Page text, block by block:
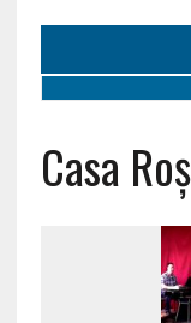
Casa